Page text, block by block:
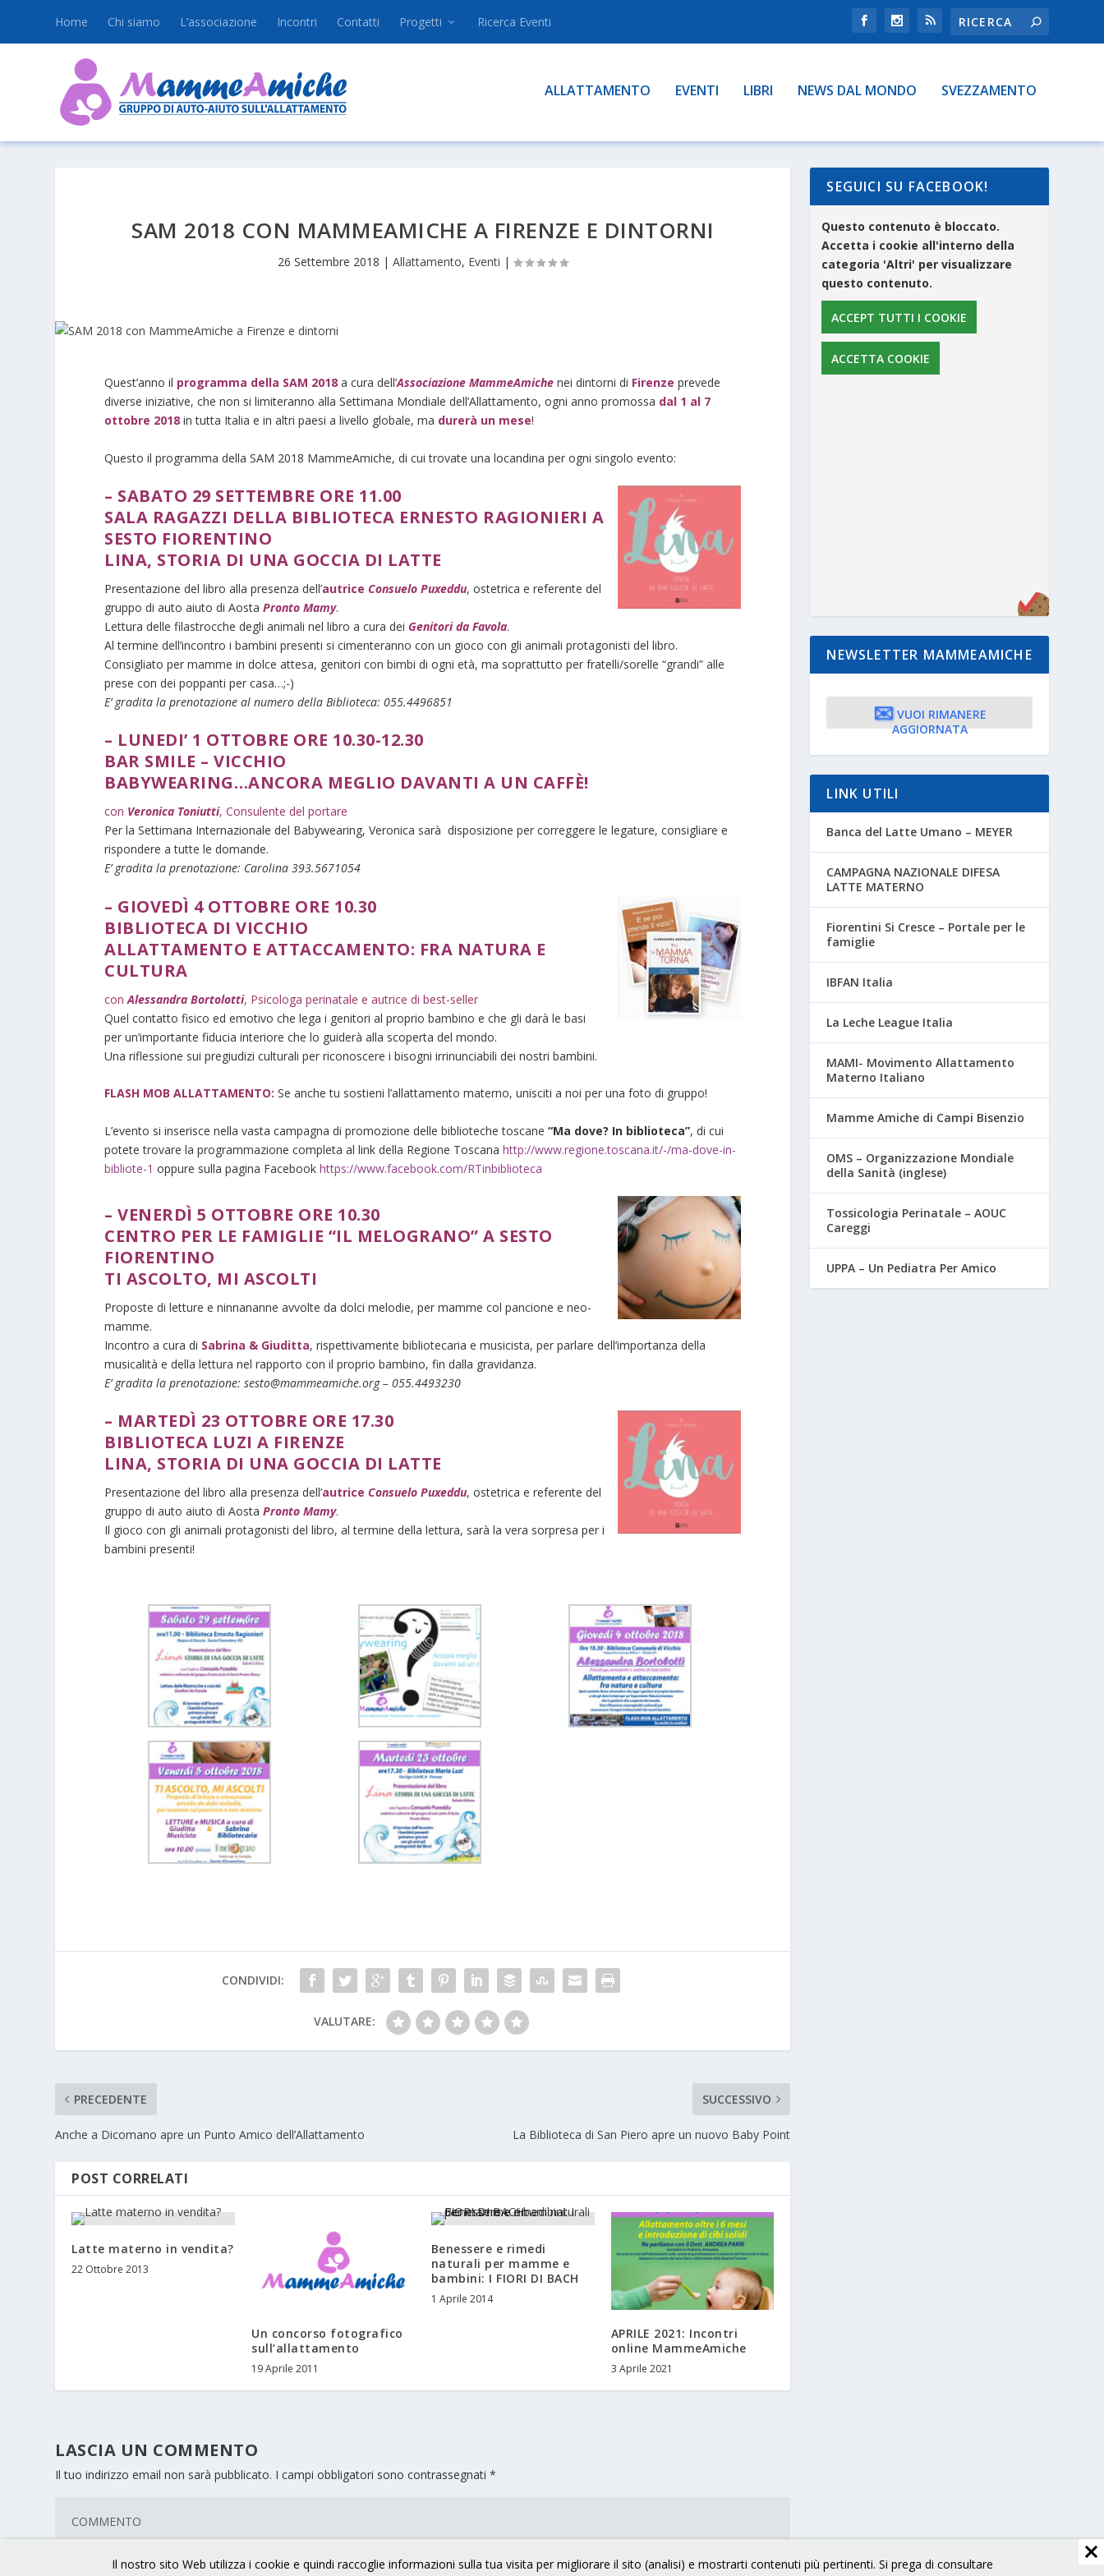
Home Chi siamo L’associazione Incontri Contatti Progetti Ricerca Eventi
ALLATTAMENTO EVENTI LIBRI NEWS DAL MONDO SVEZZAMENTO
SAM 2018 CON MAMMEAMICHE A FIRENZE E DINTORNI
26 Settembre 2018 |Allattamento, Eventi |
Quest’anno il programma della SAM 2018 a cura dell’Associazione MammeAmiche nei dintorni di Firenze prevede
diverse iniziative, che non si limiteranno alla Settimana Mondiale dell’Allattamento, ogni anno promossa dal 1 al 7
ottobre 2018 in tutta Italia e in altri paesi a livello globale, ma durerà un mese!
Questo il programma della SAM 2018 MammeAmiche, di cui trovate una locandina per ogni singolo evento:
– SABATO 29 SETTEMBRE ORE 11.00
SALA RAGAZZI DELLA BIBLIOTECA ERNESTO RAGIONIERI A
SESTO FIORENTINO
LINA, STORIA DI UNA GOCCIA DI LATTE
Presentazione del libro alla presenza dell’autriceConsuelo Puxeddu, ostetrica e referente del
gruppo di auto aiuto di AostaPronto Mamy.
Lettura delle filastrocche degli animali nel libro a cura dei Genitori da Favola.
Al termine dell’incontro i bambini presenti si cimenteranno con un gioco con gli animali protagonisti del libro.
Consigliato per mamme in dolce attesa, genitori con bimbi di ogni età, ma soprattutto per fratelli/sorelle “grandi” alle
prese con dei poppanti per casa…;-)
E’ gradita la prenotazione al numero della Biblioteca: 055.4496851
– LUNEDI’ 1 OTTOBRE ORE 10.30-12.30
BAR SMILE – VICCHIO
BABYWEARING…ANCORA MEGLIO DAVANTI A UN CAFFÈ!
con Veronica Toniutti, Consulente del portare
Per la Settimana Internazionale del Babywearing, Veronica sarà disposizione per correggere le legature, consigliare e
rispondere a tutte le domande.
E’ gradita la prenotazione: Carolina 393.5671054
– GIOVEDÌ 4 OTTOBRE ORE 10.30
BIBLIOTECA DI VICCHIO
ALLATTAMENTO E ATTACCAMENTO: FRA NATURA E
CULTURA
conAlessandra Bortolotti, Psicologa perinatale e autrice di best-seller
Quel contatto fisico ed emotivo che lega i genitori al proprio bambino e che gli darà le basi
per un’importante fiducia interiore che lo guiderà alla scoperta del mondo.
Una riflessione sui pregiudizi culturali per riconoscere i bisogni irrinunciabili dei nostri bambini.
FLASH MOB ALLATTAMENTO:Se anche tu sostieni l’allattamento materno, unisciti a noi per una foto di gruppo!
L’evento si inserisce nella vasta campagna di promozione delle biblioteche toscane“Ma dove? In biblioteca”, di cui
potete trovare la programmazione completa al link della Regione Toscanahttp://www.regione.toscana.it/-/ma-dove-in-
bibliote-1 oppure sulla pagina Facebookhttps://www.facebook.com/RTinbiblioteca
– VENERDÌ 5 OTTOBRE ORE 10.30
CENTRO PER LE FAMIGLIE “IL MELOGRANO” A SESTO
FIORENTINO
TI ASCOLTO, MI ASCOLTI
Proposte di letture e ninnananne avvolte da dolci melodie, per mamme col pancione e neo-
mamme.
Incontro a cura di Sabrina & Giuditta, rispettivamente bibliotecaria e musicista, per parlare dell’importanza della
musicalità e della lettura nel rapporto con il proprio bambino, fin dalla gravidanza.
E’ gradita la prenotazione: sesto@mammeamiche.org – 055.4493230
– MARTEDÌ 23 OTTOBRE ORE 17.30
BIBLIOTECA LUZI A FIRENZE
LINA, STORIA DI UNA GOCCIA DI LATTE
Presentazione del libro alla presenza dell’autriceConsuelo Puxeddu, ostetrica e referente del
gruppo di auto aiuto di AostaPronto Mamy.
Il gioco con gli animali protagonisti del libro, al termine della lettura, sarà la vera sorpresa per i
bambini presenti!
CONDIVIDI:
VALUTARE:
PRECEDENTE
Anche a Dicomano apre un Punto Amico dell’Allattamento
SUCCESSIVO
La Biblioteca di San Piero apre un nuovo Baby Point
POST CORRELATI
Latte materno in vendita?
22 Ottobre 2013
Un concorso fotografico
sull’allattamento
19 Aprile 2011
Benessere e rimedi
naturali per mamme e
bambini: I FIORI DI BACH
1 Aprile 2014
APRILE 2021: Incontri
online MammeAmiche
3 Aprile 2021
LASCIA UN COMMENTO
Il tuo indirizzo email non sarà pubblicato. I campi obbligatori sono contrassegnati*
SEGUICI SU FACEBOOK!
Questo contenuto è bloccato.
Accetta i cookie all'interno della
categoria 'Altri' per visualizzare
questo contenuto.
ACCEPT TUTTI I COOKIE
ACCETTA COOKIE
NEWSLETTER MAMMEAMICHE
✉️ VUOI RIMANERE
AGGIORNATA
LINK UTILI
Banca del Latte Umano – MEYER
CAMPAGNA NAZIONALE DIFESA
LATTE MATERNO
Fiorentini Si Cresce – Portale per le
famiglie
IBFAN Italia
La Leche League Italia
MAMI- Movimento Allattamento
Materno Italiano
Mamme Amiche di Campi Bisenzio
OMS – Organizzazione Mondiale
della Sanità (inglese)
Tossicologia Perinatale – AOUC
Careggi
UPPA – Un Pediatra Per Amico
Il nostro sito Web utilizza i cookie e quindi raccoglie informazioni sulla tua visita per migliorare il sito (analisi) e mostrarti contenuti più pertinenti. Si prega di consultare